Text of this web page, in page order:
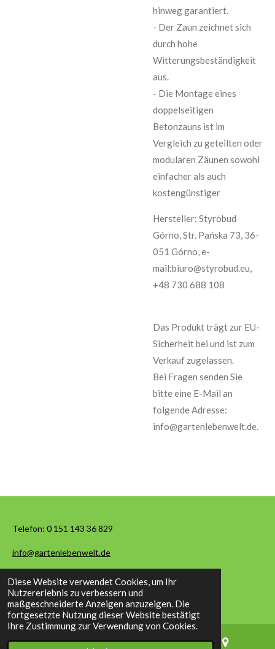
Diese Website verwendet Cookies, um Ihr
Nutzererlebnis zu verbessern und
maßgeschneiderte Anzeigen anzuzeigen. Die
fortgesetzte Nutzung dieser Website bestätigt
Ihre Zustimmung zur Verwendung von Cookies.
hinweg garantiert.
- Der Zaun zeichnet sich
durch hohe
Witterungsbeständigkeit
aus.
- Die Montage eines
doppelseitigen
Betonzauns ist im
Vergleich zu geteilten oder
modularen Zäunen sowohl
einfacher als auch
kostengünstiger
Hersteller: Styrobud
Górno, Str. Pańska 73, 36-
051 Górno, e-
mail:biuro@styrobud.eu,
+48 730 688 108
Das Produkt trägt zur EU-
Sicherheit bei und ist zum
Verkauf zugelassen.
Bei Fragen senden Sie
bitte eine E-Mail an
folgende Adresse:
info@gartenlebenwelt.de.
Telefon: 0 151 143 36 829
info@gartenlebenwelt.de
© 2026 Garten Leben Welt